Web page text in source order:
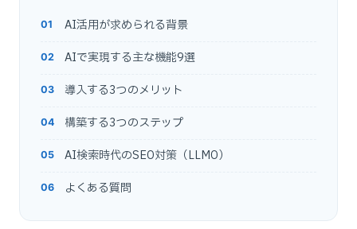
AI活用が求められる背景
AIで実現する主な機能9選
導入する3つのメリット
構築する3つのステップ
AI検索時代のSEO対策（LLMO）
よくある質問